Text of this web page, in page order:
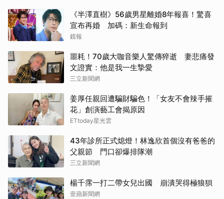
《半澤直樹》56歲男星離婚8年報喜！驚喜
宣布再婚 加碼：新生命報到
鏡報
噩耗！70歲大咖音樂人驚傳猝逝 妻悲痛發
文證實：他是我一生摯愛
三立新聞網
姜厚任親回遭騙財騙色！「女友不會辣手摧
花」創演藝工會揭原因
ETtoday星光雲
43年診所正式熄燈！林逸欣首個沒有爸爸的
父親節 門口卻爆排隊潮
三立新聞網
楊千霈一打二帶女兒出國 崩潰哭得極狼狽
壹蘋新聞網